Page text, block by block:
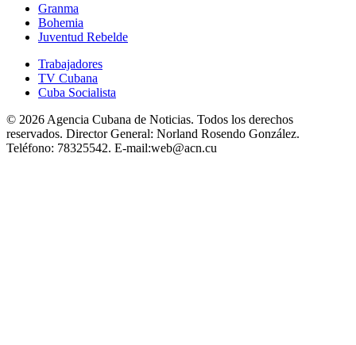
Granma
Bohemia
Juventud Rebelde
Trabajadores
TV Cubana
Cuba Socialista
© 2026 Agencia Cubana de Noticias. Todos los derechos
reservados. Director General: Norland Rosendo González.
Teléfono: 78325542. E-mail:web@acn.cu